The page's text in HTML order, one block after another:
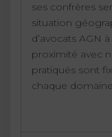
ses confrères
situation
d’avocats AGN
proximité avec
pratiqués sont
chaque